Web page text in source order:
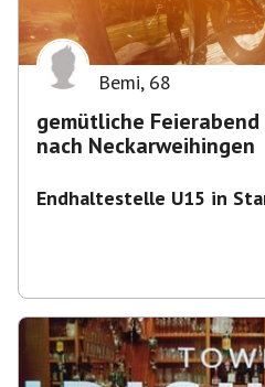
Bemi, 68
gemütliche
nach Neckarweihingen
Endhaltestelle U15 in